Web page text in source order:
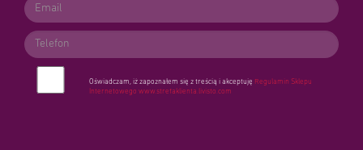
Oświadczam, iż zapoznałem się z treścią i akceptuję Regulamin Sklepu
Internetowego www.strefaklienta.livisto.com